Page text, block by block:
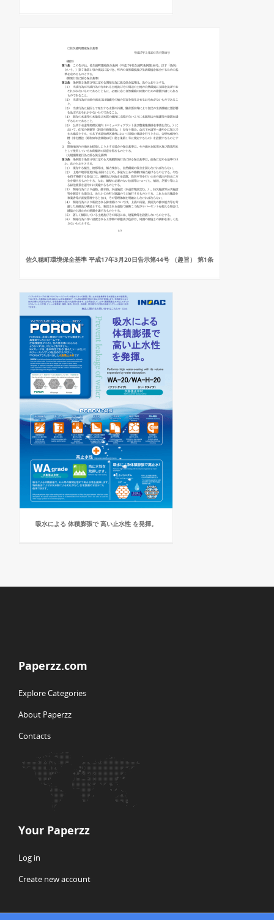
佐久穂町環境保全基準 平成17年3月20日告示第44号 （趣旨） 第1条
吸水による 体積膨張で 高い止水性 を発揮。
Paperzz.com
Explore Categories
About Paperzz
Contacts
Your Paperzz
Log in
Create new account